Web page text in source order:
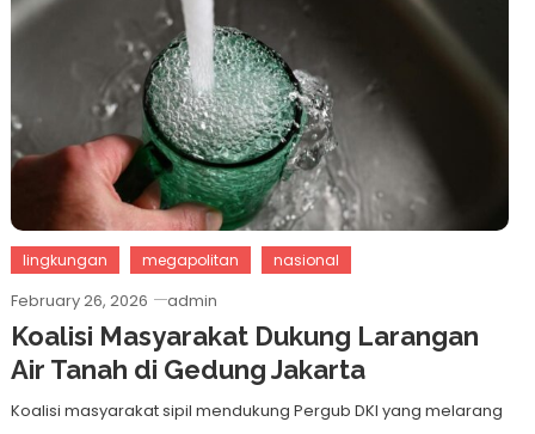
lingkungan megapolitan nasional
February 26, 2026 admin
Koalisi Masyarakat Dukung Larangan
Air Tanah di Gedung Jakarta
Koalisi masyarakat sipil mendukung Pergub DKI yang melarang